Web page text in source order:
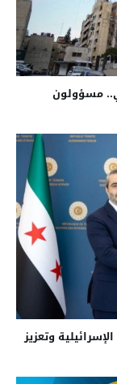
مسؤولون
وتعزيز